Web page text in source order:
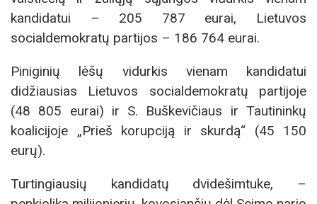
kandidatui – 205 787 eurai, Lietuvos
socialdemokratų partijos – 186 764 eurai.
Piniginių lėšų vidurkis vienam kandidatui
didžiausias Lietuvos socialdemokratų partijoje
(48 805 eurai) ir S. Buškevičiaus ir Tautininkų
koalicijoje „Prieš korupciją ir skurdą“ (45 150
eurų).
Turtingiausių kandidatų dvidešimtuke, –